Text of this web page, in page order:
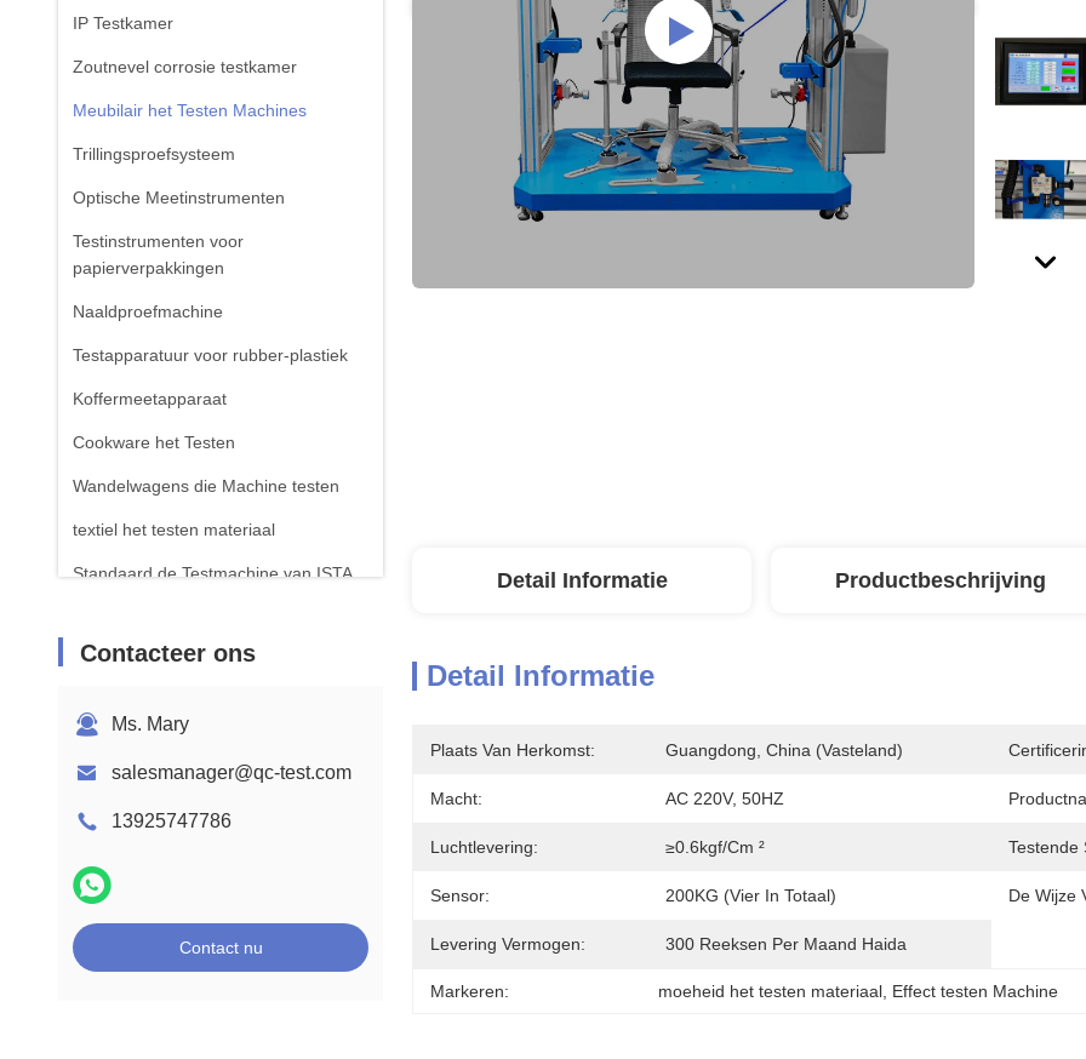
IP Testkamer
Zoutnevel corrosie testkamer
Meubilair het Testen Machines
Trillingsproefsysteem
Optische Meetinstrumenten
Testinstrumenten voor
papierverpakkingen
Naaldproefmachine
Testapparatuur voor rubber-plastiek
Koffermeetapparaat
Cookware het Testen
Wandelwagens die Machine testen
textiel het testen materiaal
Standaard de Testmachine van ISTA
Chemische analysemachine
ontvlambaarheid
Contacteer ons
Ms. Mary
salesmanager@qc-test.com
13925747786
Contact nu
Detail Informatie Productbeschrijving
Detail Informatie
Plaats Van Herkomst: Guangdong, China (vasteland)
Macht: AC 220V, 50HZ
Luchtlevering: ≥0.6kgf/cm ² Testende
Sensor: 200KG (vier In Totaal) De Wijze
Levering Vermogen: 300 Reeksen Per Maand Haida
Markeren: moeheid het testen materiaal Effect testen Machine